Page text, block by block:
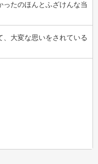
たのほんとふざけんな当
大変な思いをされている